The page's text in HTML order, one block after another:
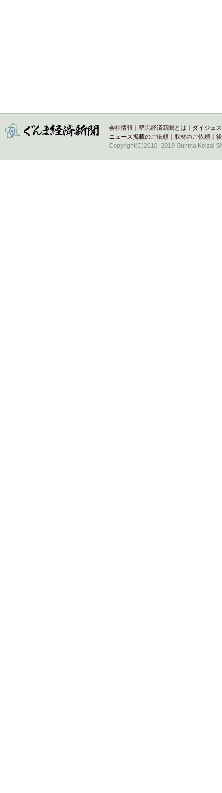
会社情報 群馬経済新聞とは
ダイジェ
ニュース掲載のご依頼
取材のご依頼
Copyright(C)2010–2019 Gunma Keizai